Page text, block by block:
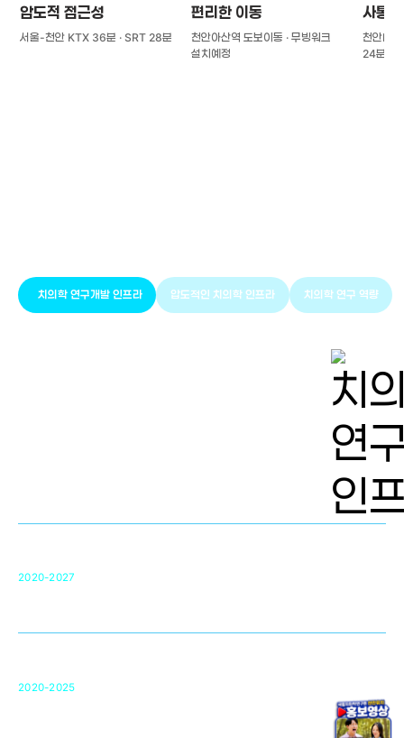
압도적 접근성
서울-천안 KTX 36분 · SRT 28분
편리한 이동
천안아산역 도보이동 · 무빙워크
설치예정
사통
천안IC(
24분
치의학 연구개발 인프라 압도적인 치의학 인프라 치의학 연구 역량
2020-2027
2020-2025
미국 베크만연구소